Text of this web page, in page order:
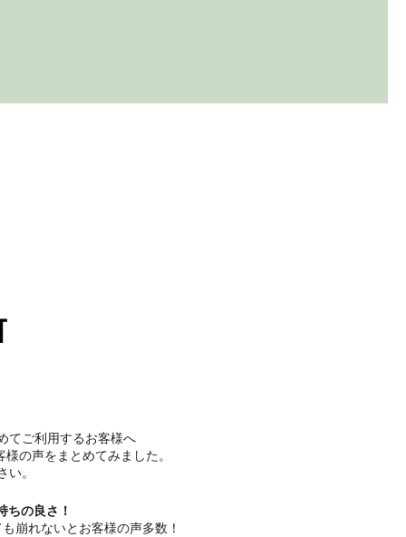
てご利用するお客様へ
の声をまとめてみました。
い。
ちの良さ！
崩れないとお客様の声多数！